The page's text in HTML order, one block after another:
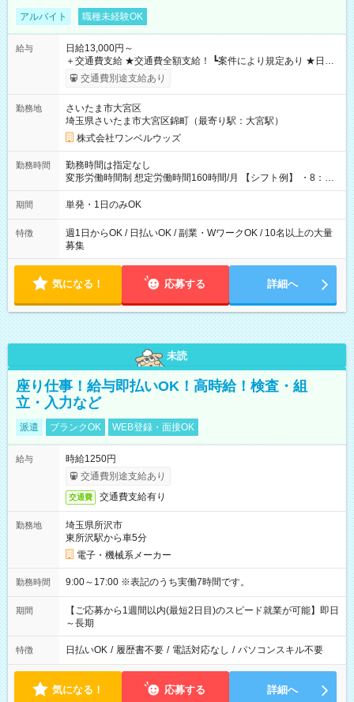
アルバイト 職種未経験OK
給与
日給13,000円～
＋交通費支給 ★交通費全額支給！ ┗案件により規定あり ★日払
いOK！（規定あり） ┗働いたその日に現金GET♪ お仕事後はコ
ンビニATMから 日払い分を引き落とせます！ 【試用期間】試
交通費別途支給あり
勤務地
さいたま市大宮区
埼玉県さいたま市大宮区錦町（最寄り駅：大宮駅）
株式会社ワンベルウッズ
勤務時間
勤務時間は指定なし
変形労働時間制 想定労働時間160時間/月 【シフト例】 ・8：00
～21：00
期間 単発・1日のみOK
特徴
週1日からOK / 日払いOK / 副業・WワークOK / 10名以上の大量
募集
気になる！ 応募する 詳細へ
未読
座り仕事！給与即払いOK！高時給！検査・組
立・入力など
派遣 ブランクOK WEB登録・面接OK
給与
時給1250円
交通費別途支給あり
交通費 交通費支給有り
勤務地
埼玉県所沢市
東所沢駅から車5分
電子・機械系メーカー
勤務時間 9:00～17:00 ※表記のうち実働7時間です。
期間
【ご応募から1週間以内(最短2日目)のスピード就業が可能】即日
～長期
特徴 日払いOK / 履歴書不要 / 電話対応なし / パソコンスキル不要
気になる！ 応募する 詳細へ